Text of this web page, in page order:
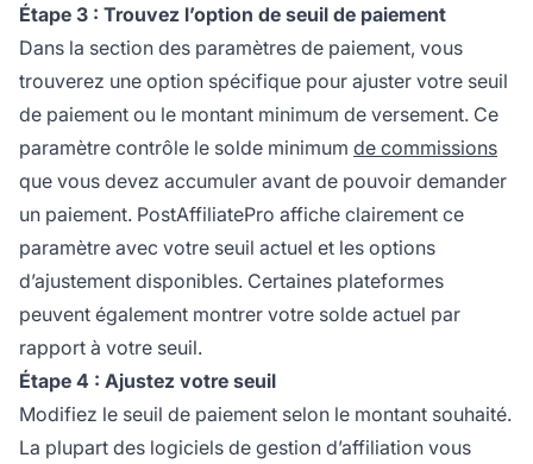
Étape 3 : Trouvez l’option de seuil de paiement
Dans la section des paramètres de paiement, vous
trouverez une option spécifique pour ajuster votre seuil
de paiement ou le montant minimum de versement. Ce
paramètre contrôle le solde minimum de commissions
que vous devez accumuler avant de pouvoir demander
un paiement. PostAffiliatePro affiche clairement ce
paramètre avec votre seuil actuel et les options
d’ajustement disponibles. Certaines plateformes
peuvent également montrer votre solde actuel par
rapport à votre seuil.
Étape 4 : Ajustez votre seuil
Modifiez le seuil de paiement selon le montant souhaité.
La plupart des logiciels de gestion d’affiliation vous